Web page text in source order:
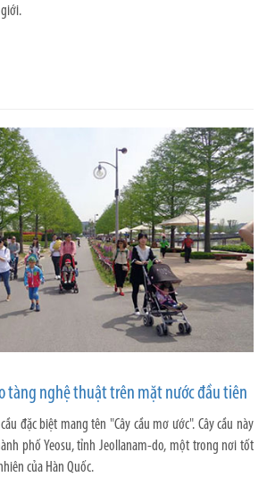
giới.
tàng nghệ thuật trên mặt nước đầu tiên
đặc biệt mang tên "Cây cầu mơ ước". Cây cầu này
phố Yeosu, tỉnh Jeollanam-do, một trong nơi tốt
của Hàn Quốc.